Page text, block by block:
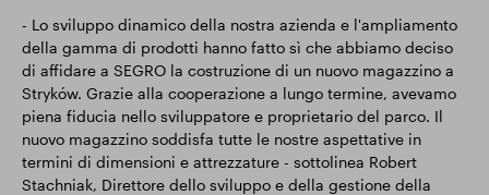
- Lo sviluppo dinamico della nostra azienda e l'ampliamento
della gamma di prodotti hanno fatto sì che abbiamo deciso
di affidare a SEGRO la costruzione di un nuovo magazzino a
Stryków. Grazie alla cooperazione a lungo termine, avevamo
piena fiducia nello sviluppatore e proprietario del parco. Il
nuovo magazzino soddisfa tutte le nostre aspettative in
termini di dimensioni e attrezzature - sottolinea Robert
Stachniak, Direttore dello sviluppo e della gestione della